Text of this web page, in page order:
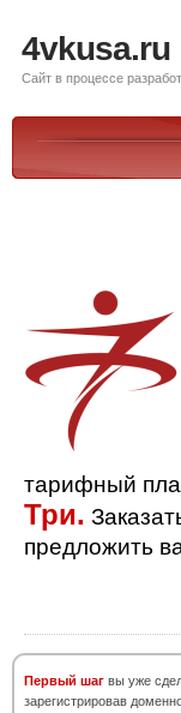
4vkusa.ru
Сайт в процессе
тарифный
Три.
предложить
Первый шаг вы уже
зарегистрировав